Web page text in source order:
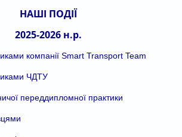
НАШІ ПОДІЇ
2025-2026 н.р.
компанії Smart Transport Team
ЧДТУ
переддипломної практики